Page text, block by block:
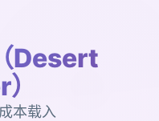
Desert
本载入